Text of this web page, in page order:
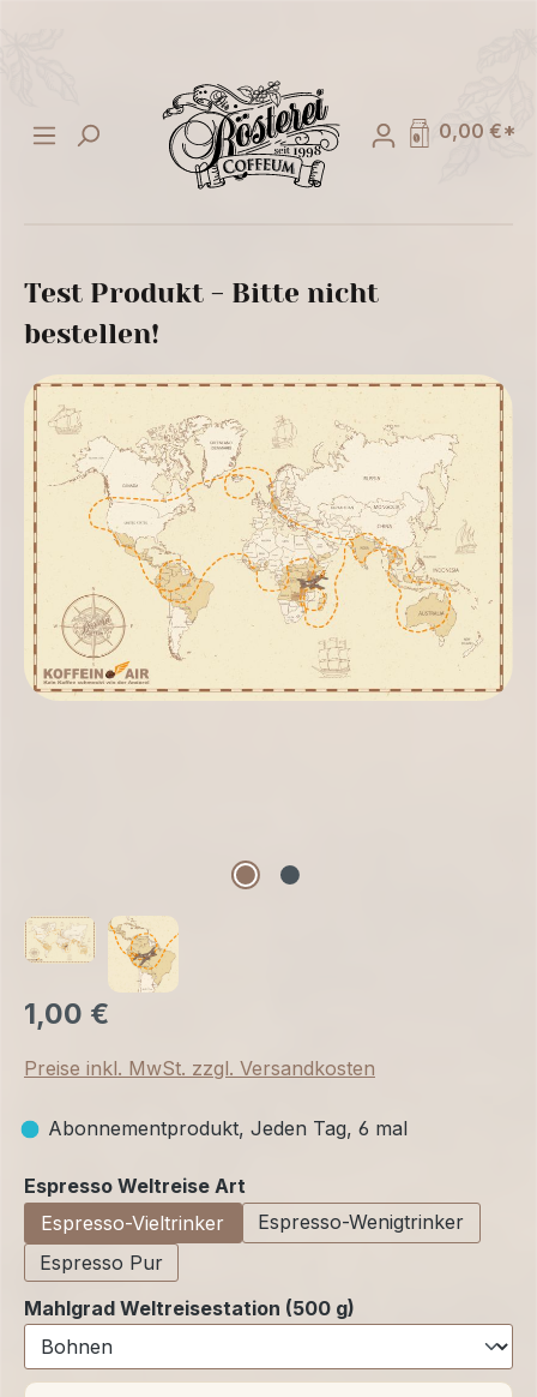
0,00 €*
Test Produkt - Bitte nicht
bestellen!
1,00 €
Preise inkl. MwSt. zzgl. Versandkosten
Abonnementprodukt, Jeden Tag, 6 mal
Espresso Weltreise Art
Espresso-Vieltrinker
Espresso-Wenigtrinker
Espresso Pur
Mahlgrad Weltreisestation (500 g)